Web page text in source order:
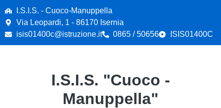
I.S.I.S. - Cuoco-Manuppella
Via Leopardi, 1 - 86170 Isernia
isis01400c@istruzione.it
0865 / 50656 ISIS01400C
I.S.I.S. "Cuoco -
Manuppella"